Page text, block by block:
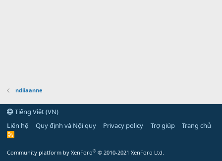
ndiiaanne
Tiếng Việt (VN)
Liên hệ
Quy định và Nội quy Privacy policy Trợ giúp Trang chủ
R
Community platform by XenForo® © 2010-2021 XenForo Ltd.